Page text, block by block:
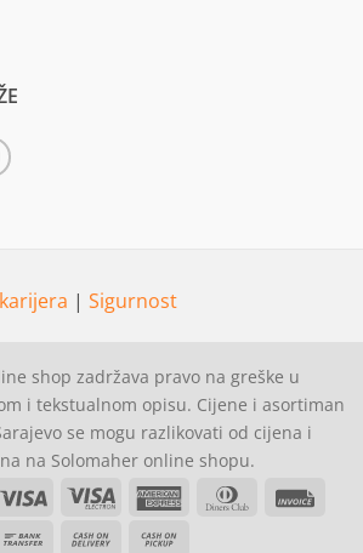
| Sigurnost
shop zadržava pravo na greške u
i tekstualnom opisu. Cijene i asortiman
se mogu razlikovati od cijena i
na Solomaher online shopu.
Visa
Visa
American Dinners
Bank
Cash